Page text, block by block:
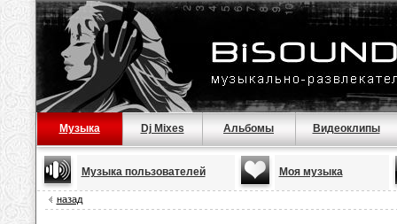
Музыка Dj Mixes Альбомы Видеоклипы
Музыка пользователей Моя музыка
назад